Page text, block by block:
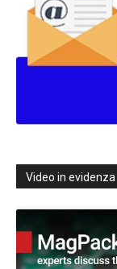
Video in evidenza